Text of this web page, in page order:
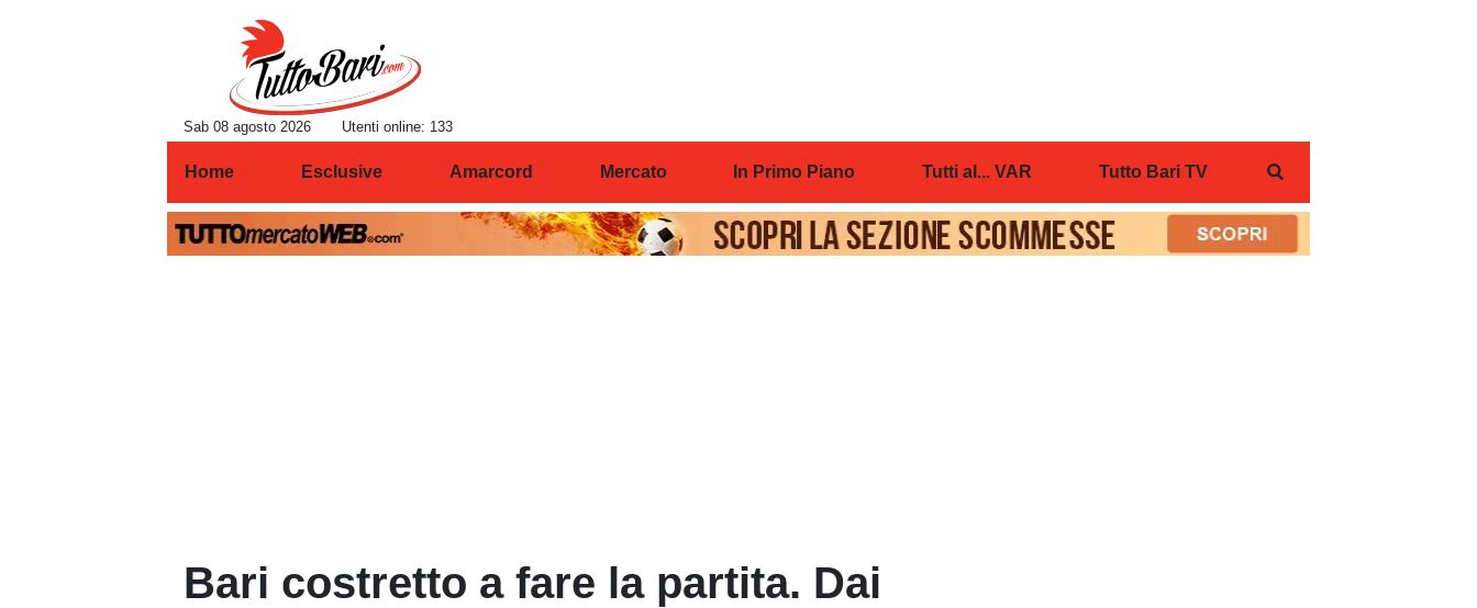
Sab 08 agosto 2026 Utenti online: 133
Home Esclusive Amarcord Mercato In Primo Piano Tutti al... VAR Tutto Bari TV
Bari costretto a fare la partita. Dai